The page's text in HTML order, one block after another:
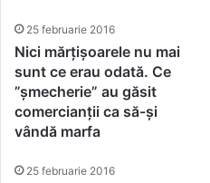
25 februarie 2016
Nici mărțișoarele nu mai
sunt ce erau odată. Ce
”șmecherie” au găsit
comercianții ca să-și
vândă marfa
25 februarie 2016